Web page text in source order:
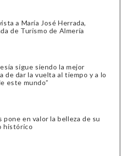
a María José Herrada,
de Turismo de Almería
sigue siendo la mejor
de dar la vuelta al tiempo y a lo
este mundo”
pone en valor la belleza de su
histórico